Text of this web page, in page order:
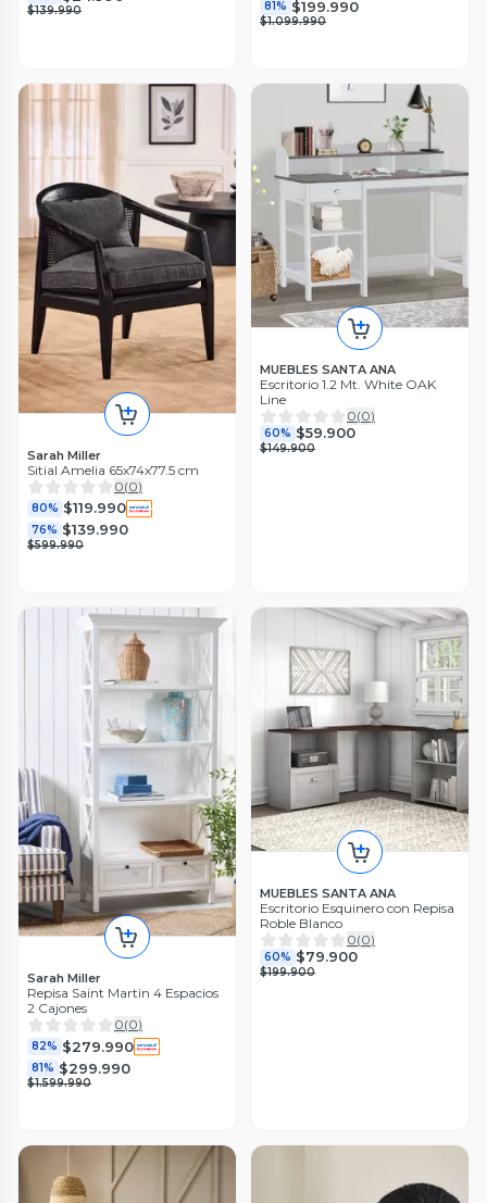
$139.990 81% $199.990
$1.099.990
Sarah Miller
Sitial Amelia 65x74x77.5 cm
0(0)
80% $119.990
76% $139.990
$599.990
MUEBLES SANTA ANA
Escritorio 1.2 Mt. White OAK
Line
0(0)
60% $59.900
$149.900
Sarah Miller
Repisa Saint Martin 4 Espacios
2 Cajones
0(0)
82% $279.990
81% $299.990
$1.599.990
MUEBLES SANTA ANA
Escritorio Esquinero con Repisa
Roble Blanco
0(0)
60% $79.900
$199.900